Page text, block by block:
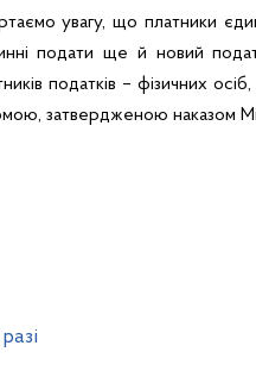
увагу, що платники
подати ще й новий
податків – фізичних
затвердженою наказом